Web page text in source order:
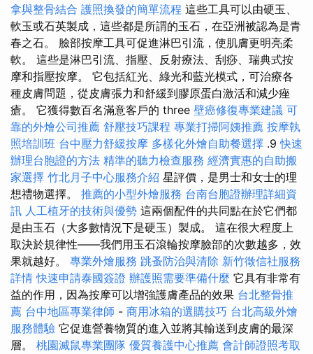
拿與整骨結合 護照換發的簡單流程 這些工具可以由硬玉、
軟玉或石英製成，這些都是所謂的玉石，在亞洲被認為是青
春之石。 臉部按摩工具可促進淋巴引流，使肌膚更明亮柔
軟。 這些是淋巴引流、指壓、反射療法、刮痧、瑞典式按
摩和指壓按摩。 它包括紅光、綠光和藍光模式，可治療各
種皮膚問題，從皮膚張力和舒緩到膠原蛋白激活和減少痤
瘡。 它獲得數百名滿意客戶的 three 壁癌修復專業建議 可
靠的外燴公司推薦 舒壓技巧課程 專業打掃阿姨推薦 按摩執
照培訓班 台中壓力舒緩按摩 多樣化外燴自助餐選擇 .9快速
辦理台胞證的方法 精準的聽力檢查服務 經濟實惠的自助搬
家選擇 竹北月子中心服務介紹 星評價，是男士和女士的理
想禮物選擇。 推薦的小型外燴服務 台南台胞證辦理詳細資
訊 人工植牙的技術與優勢 這兩個配件的共同點在於它們都
是由玉石（大多數情況下是硬玉）製成。 這在很大程度上
取決於規律性——我們用玉石滾輪按摩臉部的次數越多，效
果就越好。 專業外燴服務 跳蚤防治與清除 新竹徵信社服務
詳情 快速申請泰國簽證 辦護照需要準備什麼 它具有非常有
益的作用，因為按摩可以增強護膚產品的效果 台北整骨推
薦 台中地區專業律師 - 商用冰箱的選購技巧 台北高級外燴
服務體驗 它促進營養物質的進入並將其輸送到皮膚的最深
層。 桃園滅鼠專業團隊 優質養護中心推薦 會計師證照考取